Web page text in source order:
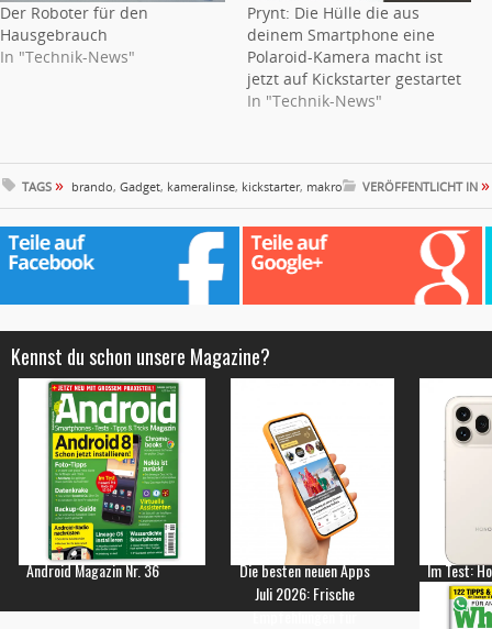
Der Roboter für den
Hausgebrauch
In "Technik-News"
Prynt: Die Hülle die aus
deinem Smartphone eine
Polaroid-Kamera macht ist
jetzt auf Kickstarter gestartet
In "Technik-News"
TAGS » brando, Gadget, kameralinse, kickstarter, makro VERÖFFENTLICHT IN »
Kennst du schon unsere Magazine?
Android Magazin Nr. 36
Die besten neuen Apps
Juli 2026: Frische
Empfehlungen für
Im Test: